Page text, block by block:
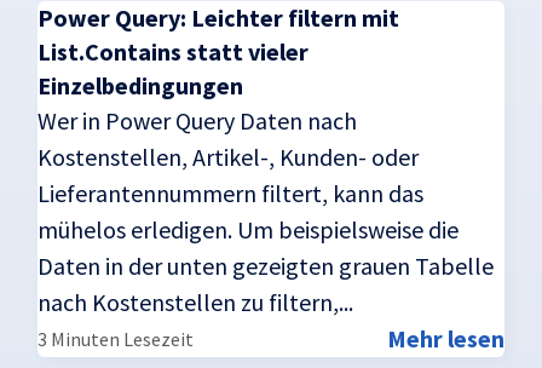
Power Query: Leichter filtern mit
List.Contains statt vieler
Einzelbedingungen
Wer in Power Query Daten nach
Kostenstellen, Artikel-, Kunden- oder
Lieferantennummern filtert, kann das
mühelos erledigen. Um beispielsweise die
Daten in der unten gezeigten grauen Tabelle
nach Kostenstellen zu filtern,...
3 Minuten Lesezeit
Mehr lesen